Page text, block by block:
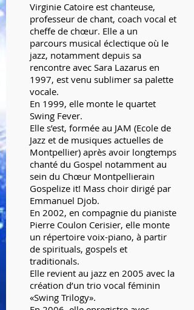
Virginie Catoire est chanteuse,
professeur de chant, coach vocal et
cheffe de chœur. Elle a un
parcours musical éclectique où le
jazz, notamment depuis sa
rencontre avec Sara Lazarus en
1997, est venu sublimer sa palette
vocale.
En 1999, elle monte le quartet
Swing Fever.
Elle s’est, formée au JAM (Ecole de
Jazz et de musiques actuelles de
Montpellier) après avoir longtemps
chanté du Gospel notamment au
sein du Chœur Montpellierain
Gospelize it! Mass choir dirigé par
Emmanuel Djob.
En 2002, en compagnie du pianiste
Pierre Coulon Cerisier, elle monte
un répertoire voix-piano, à partir
de spirituals, gospels et
traditionals.
Elle revient au jazz en 2005 avec la
création d’un trio vocal féminin
«Swing Trilogy».